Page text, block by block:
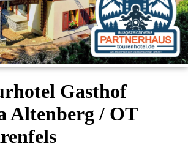
Gasthof
Altenberg / OT